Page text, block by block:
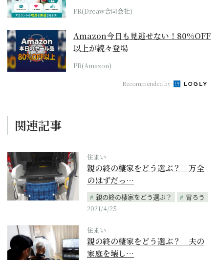
PR(Dreaw合同会社)
Amazon今日も見逃せない！80%OFF
以上が続々登場
PR(Amazon)
Recommended by
関連記事
住まい
親の終の棲家をどう選ぶ？｜万全
のはずだっ…
親の終の棲家をどう選ぶ？
胃ろう
2021/4/25
住まい
親の終の棲家をどう選ぶ？｜夫の
家庭を壊し…